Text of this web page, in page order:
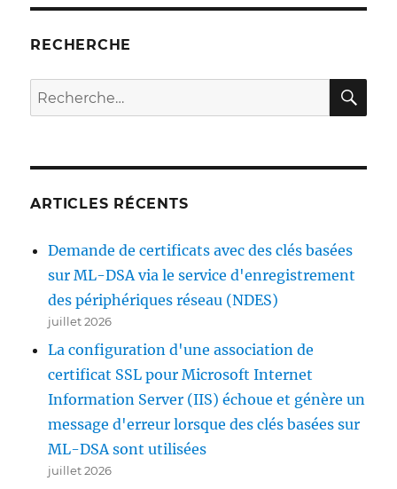
RECHERCHE
Recherche
pour :
ARTICLES RÉCENTS
Demande de certificats avec des clés basées
sur ML-DSA via le service d'enregistrement
des périphériques réseau (NDES)
juillet 2026
La configuration d'une association de
certificat SSL pour Microsoft Internet
Information Server (IIS) échoue et génère un
message d'erreur lorsque des clés basées sur
ML-DSA sont utilisées
juillet 2026